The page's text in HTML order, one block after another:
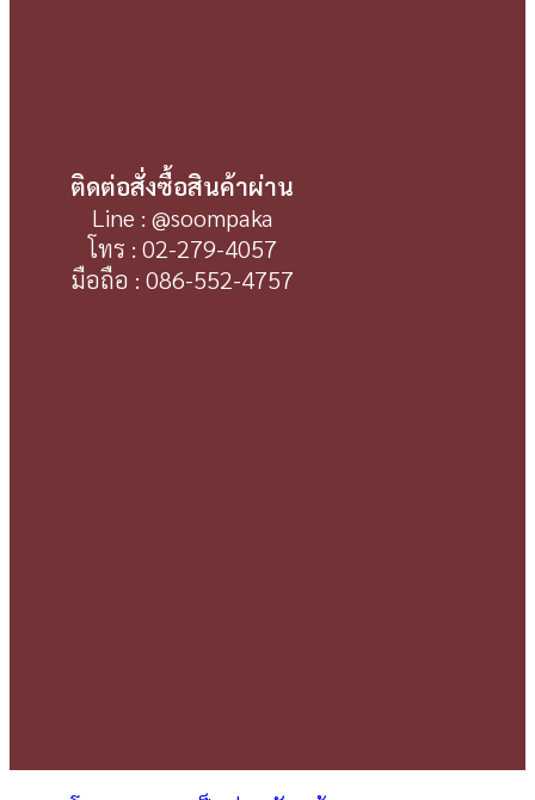
ติดต่อสั่งซื้อสินค้าผ่าน
Line : @soompaka
โทร : 02-279-4057
มือถือ : 086-552-4757